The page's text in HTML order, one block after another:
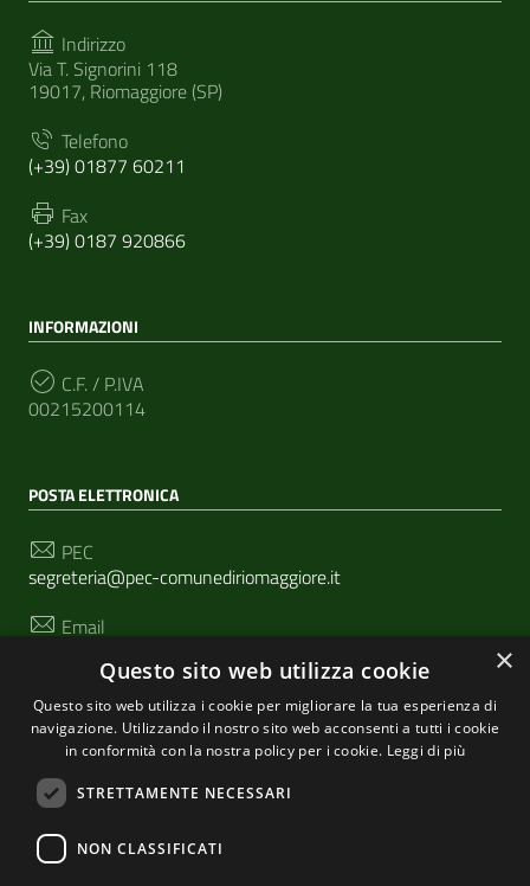
Indirizzo
Via T. Signorini 118
19017, Riomaggiore (SP)
Telefono
(+39) 01877 60211
Fax
(+39) 0187 920866
INFORMAZIONI
C.F. / P.IVA
00215200114
POSTA ELETTRONICA
PEC
segreteria@pec-comunediriomaggiore.it
Email
SEGUICI SU
Sezione Link Utili
Privacy | Cookie policy | Realizzato con
×
Questo sito web utilizza cookie
Questo sito web utilizza i cookie per migliorare la tua esperienza di
navigazione. Utilizzando il nostro sito web acconsenti a tutti i cookie
in conformità con la nostra policy per i cookie. Leggi di più
STRETTAMENTE NECESSARI
NON CLASSIFICATI